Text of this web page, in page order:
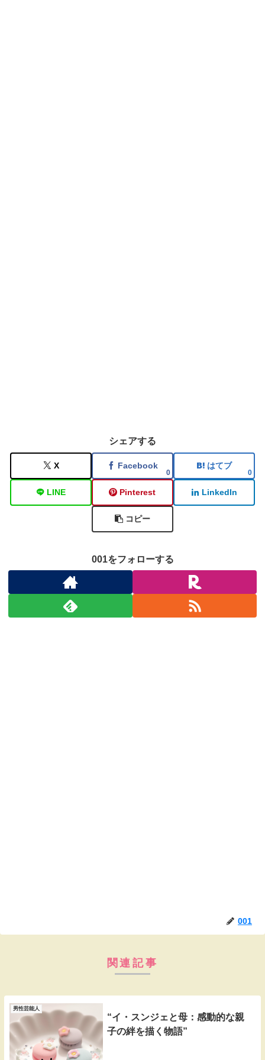
シェアする
X Facebook
0
はてブ
0
LINE Pinterest LinkedIn
コピー
001をフォローする
001
関連記事
男性芸能人
“イ・スンジェと母：感動的な親
子の絆を描く物語”